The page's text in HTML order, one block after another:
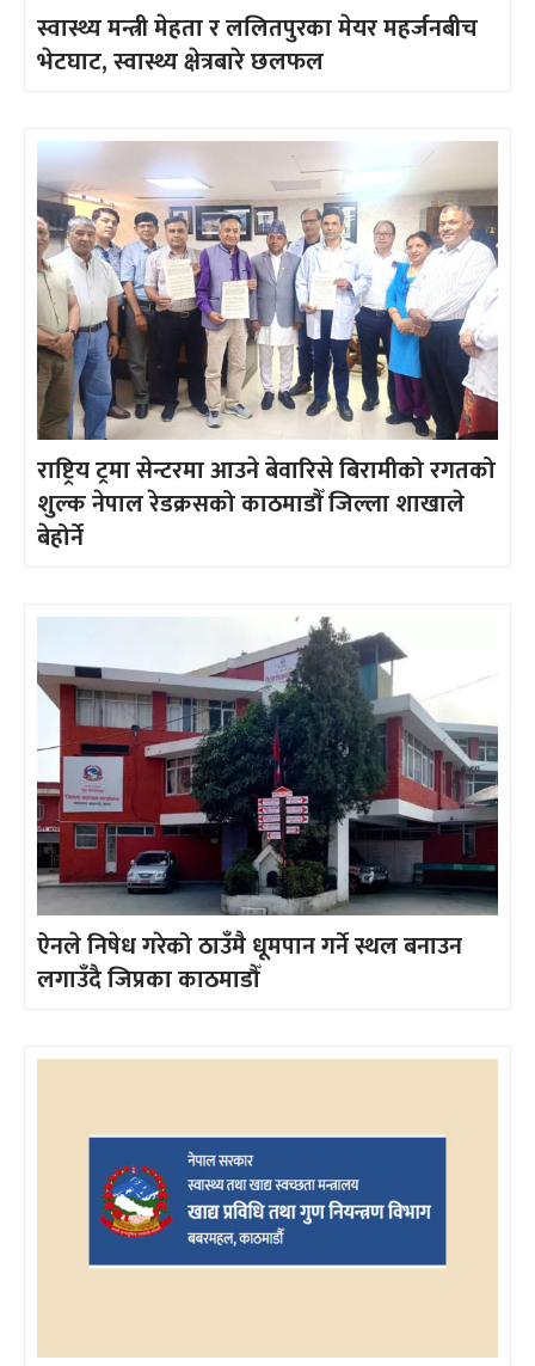
स्वास्थ्य मन्त्री मेहता र ललितपुरका मेयर महर्जनबीच
भेटघाट, स्वास्थ्य क्षेत्रबारे छलफल
राष्ट्रिय ट्रमा सेन्टरमा आउने बेवारिसे बिरामीको रगतको
शुल्क नेपाल रेडक्रसको काठमाडौँ जिल्ला शाखाले
बेहोर्ने
ऐनले निषेध गरेको ठाउँमै धूमपान गर्ने स्थल बनाउन
लगाउँदै जिप्रका काठमाडौँ